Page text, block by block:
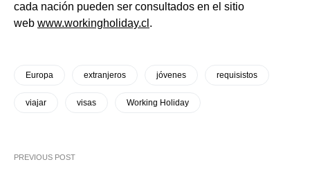
cada nación pueden ser consultados en el sitio
web www.workingholiday.cl .
Europa extranjeros jóvenes requisistos
viajar visas Working Holiday
PREVIOUS POST